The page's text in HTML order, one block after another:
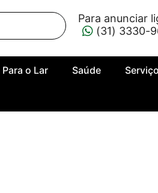
Para anunciar
(31) 3330-
Para o Lar Saúde